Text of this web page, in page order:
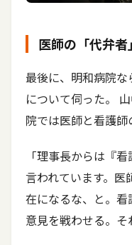
医師の「代弁
最後に、明和病院な
について伺った。
院では医師と看護師
「理事長からは『
言われています。
在になるな、と。看
意見を戦わせる。そ